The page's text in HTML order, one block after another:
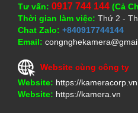
Tư vấn: 0917 744 144 (Cả
Thời gian làm việc: Thứ 2 -
Chat Zalo: +840917744144
Email:
Website cùng công ty
Website: https://kameracorp.vn
Website: https://kamera.vn